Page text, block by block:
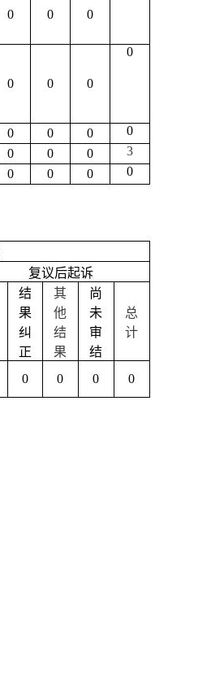
0 0 0
0 0 0
0
0 0 0
0
0 0 0
3
0 0 0 0
复议后起诉
结
果
纠
正
其
他
结
果
尚
未
审
结
总
计
0 0 0 0